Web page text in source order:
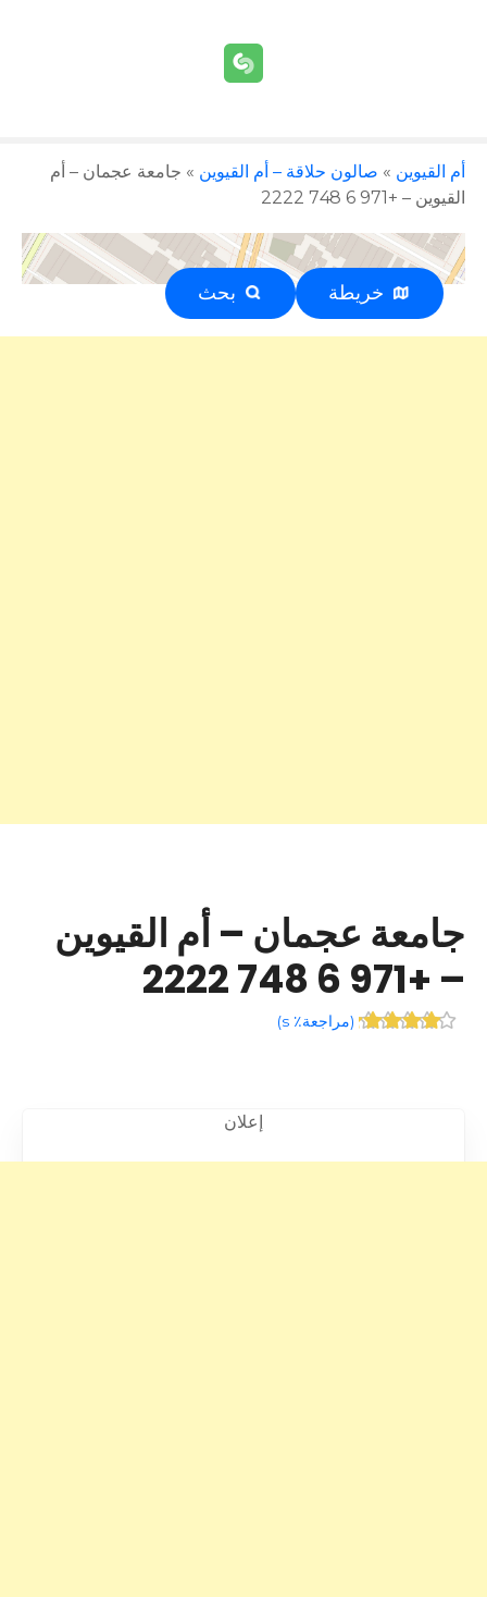
أم القيوين » صالون حلاقة – أم القيوين » جامعة عجمان – أم
القيوين – +971 6 748 2222
خريطة بحثإعلان
جامعة عجمان – أم القيوين
– +971 6 748 2222
(مراجعة٪ s )
إعلان